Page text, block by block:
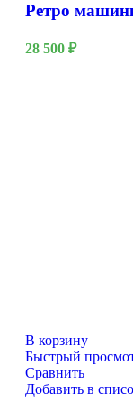
Ретро
28 500 ₽
В корзину
Быстрый
Сравнить
Добавить в